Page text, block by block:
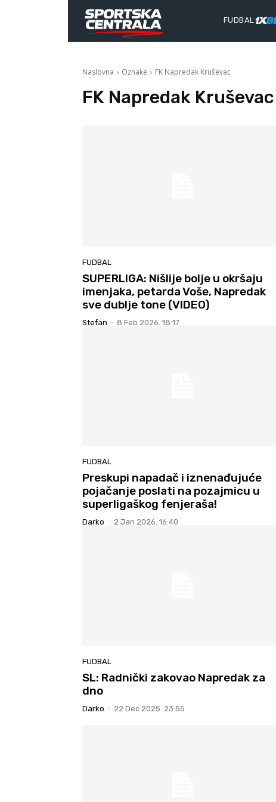
FUDBAL
Naslovna Oznake FK Napredak Kruševac
FK Napredak Kruševac
FUDBAL
SUPERLIGA: Nišlije bolje u okršaju
imenjaka, petarda Voše, Napredak
sve dublje tone (VIDEO)
Stefan - 8 Feb 2026. 18:17
FUDBAL
Preskupi napadač i iznenađujuće
pojačanje poslati na pozajmicu u
superligaškog fenjeraša!
Darko - 2 Jan 2026. 16:40
FUDBAL
SL: Radnički zakovao Napredak za
dno
Darko - 22 Dec 2025. 23:55